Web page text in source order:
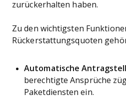
zurückerhalten haben.
Zu den wichtigsten
Rückerstattungsquoten
Automatische
berechtigte Ansprüche
Paketdiensten ein.